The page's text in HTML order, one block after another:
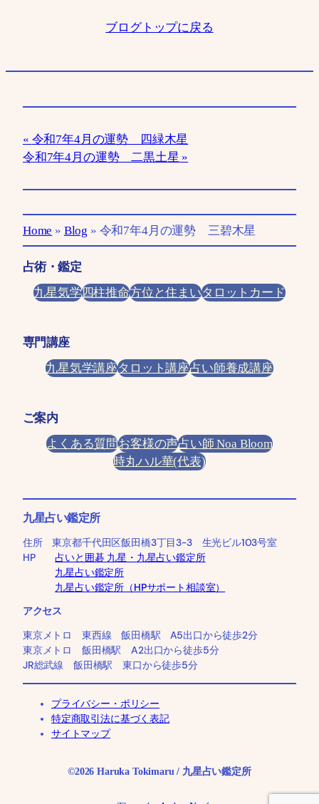
ブログトップに戻る
令和7年4月の運勢 四緑木星
令和7年4月の運勢 二黒土星
Home » Blog » 令和7年4月の運勢 三碧木星
占術・鑑定
九星気学四柱推命方位と住まいタロットカード
専門講座
九星気学講座タロット講座占い師養成講座
ご案内
よくある質問お客様の声占い師 Noa Bloom
時丸ハル華(代表)
九星占い鑑定所
住所 東京都千代田区飯田橋3丁目3-3 生光ビル103号室
HP占いと囲碁 九星・九星占い鑑定所
九星占い鑑定所
九星占い鑑定所（HPサポート相談室）
アクセス
東京メトロ 東西線 飯田橋駅 A5出口から徒歩2分
東京メトロ 飯田橋駅 A2出口から徒歩5分
JR総武線 飯田橋駅 東口から徒歩5分
プライバシー・ポリシー
特定商取引法に基づく表記
サイトマップ
©2026 Haruka Tokimaru / 九星占い鑑定所